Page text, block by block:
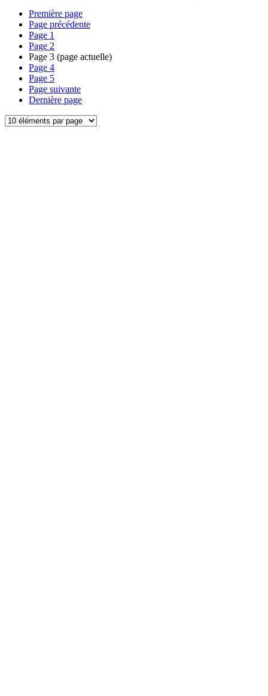
Première page
Page précédente
Page 1
Page 2
Page 3 (page actuelle)
Page 4
Page 5
Page suivante
Dernière page